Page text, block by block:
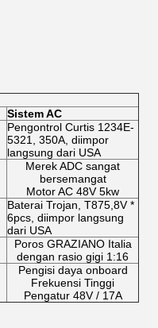
Sistem AC
Pengontrol Curtis 1234E-
5321, 350A, diimpor
langsung dari USA
Merek ADC sangat
bersemangat
Motor AC 48V 5kw
Baterai Trojan, T875,8V *
6pcs, diimpor langsung
dari USA
Poros GRAZIANO Italia
dengan rasio gigi 1:16
Pengisi daya onboard
Frekuensi Tinggi
Pengatur 48V / 17A